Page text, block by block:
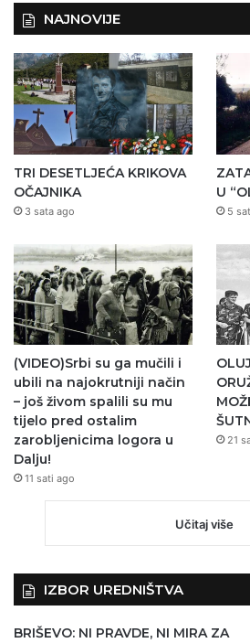
NAJNOVIJE
TRI DESETLJEĆA KRIKOVA
OČAJNIKA
3 sata ago
U
5
(VIDEO)Srbi su ga mučili i
ubili na najokrutniji način
– još živom spalili su mu
tijelo pred ostalim
zarobljenicima logora u
Dalju!
11 sati ago
21
Učitaj više
IZBOR UREDNIŠTVA
BRIŠEVO: NI PRAVDE, NI MIRA ZA